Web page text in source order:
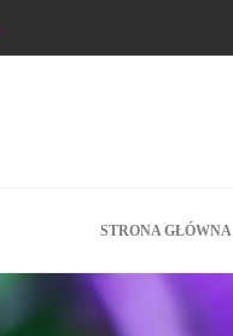
STRONA GŁÓWNA